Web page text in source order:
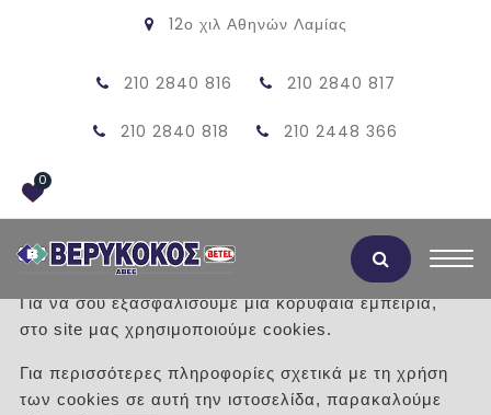
12ο χιλ Αθηνών Λαμίας
210 2840 816 210 2840 817
210 2840 818 210 2448 366
0
GEBERIT
Αποδοχή Cookies
Για να σου εξασφαλίσουμε μια κορυφαία εμπειρία,
στο site μας χρησιμοποιούμε cookies.
Για περισσότερες πληροφορίες σχετικά με τη χρήση
των cookies σε αυτή την ιστοσελίδα, παρακαλούμε